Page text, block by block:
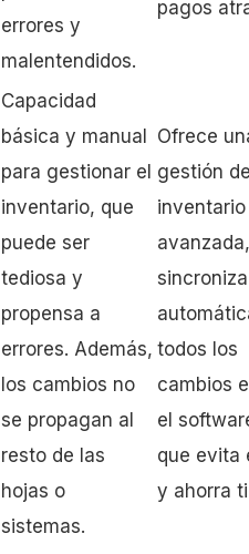
errores y
malentendidos.
pagos
Capacidad
básica y manual
para gestionar el
inventario, que
puede ser
tediosa y
propensa a
errores. Además,
los cambios no
se propagan al
resto de las
hojas o
sistemas.
Ofrece
gestión
inventario
avanzada,
todos los
cambios
el
que evita
y ahorra